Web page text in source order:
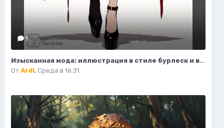
1
Изысканная мода: иллюстрация в стиле бурлеск и высокой моды. Картинка из нейронной сети Flux.1
От Ardi, Среда в 16:31